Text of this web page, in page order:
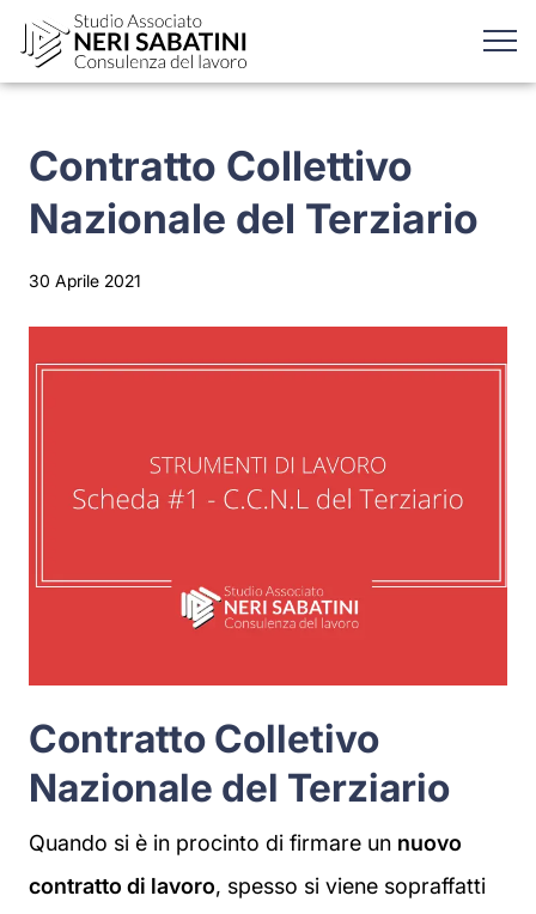
Contratto Collettivo
Nazionale del Terziario
30 Aprile 2021
Contratto Colletivo
Nazionale del Terziario
Quando si è in procinto di firmare un nuovo
contratto di lavoro, spesso si viene sopraffatti